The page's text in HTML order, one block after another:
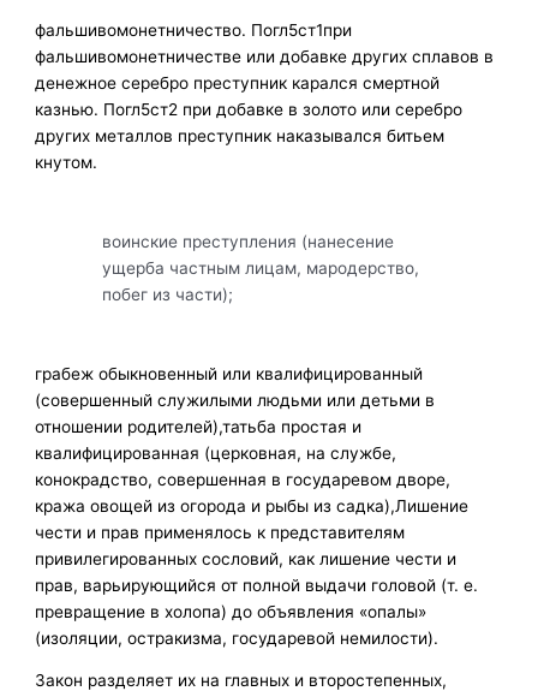
фальшивомонетничество. Погл5ст1при
фальшивомонетничестве или добавке других сплавов в
денежное серебро преступник карался смертной
казнью. Погл5ст2 при добавке в золото или серебро
других металлов преступник наказывался битьем
кнутом.
воинские преступления (нанесение
ущерба частным лицам, мародерство,
побег из части);
грабеж обыкновенный или квалифицированный
(совершенный служилыми людьми или детьми в
отношении родителей),татьба простая и
квалифицированная (церковная, на службе,
конокрадство, совершенная в государевом дворе,
кража овощей из огорода и рыбы из садка),Лишение
чести и прав применялось к представителям
привилегированных сословий, как лишение чести и
прав, варьирующийся от полной выдачи головой (т. е.
превращение в холопа) до объявления «опалы»
(изоляции, остракизма, государевой немилости).
Закон разделяет их на главных и второстепенных,